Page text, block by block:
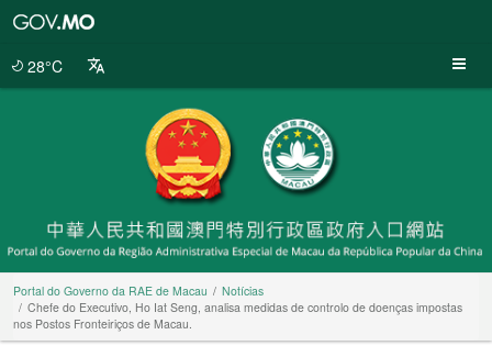
28°C
Portal do Governo da RAE de Macau
Notícias
Chefe do Executivo, Ho Iat Seng, analisa medidas de controlo de doenças impostas
nos Postos Fronteiriços de Macau.